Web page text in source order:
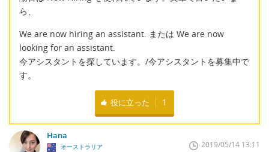
ら、
We are now hiring an assistant. または We are now
looking for an assistant.
今アシスタントを探しています。/今アシスタントを募集中で
す。
役に立った 1
Hana
オーストラリア 2019/05/14 13:11